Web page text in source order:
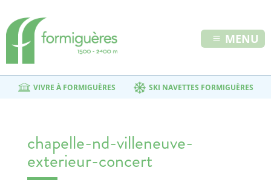
MENU
VIVRE À FORMIGUÈRES SKI NAVETTES FORMIGUÈRES
chapelle-nd-villeneuve-
exterieur-concert